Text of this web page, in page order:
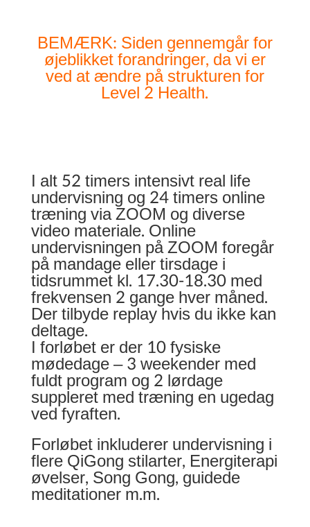
BEMÆRK: Siden gennemgår for
øjeblikket forandringer, da vi er
ved at ændre på strukturen for
Level 2 Health.
I alt 52 timers intensivt real life
undervisning og 24 timers online
træning via ZOOM og diverse
video materiale. Online
undervisningen på ZOOM foregår
på mandage eller tirsdage i
tidsrummet kl. 17.30-18.30 med
frekvensen 2 gange hver måned.
Der tilbyde replay hvis du ikke kan
deltage.
I forløbet er der 10 fysiske
mødedage – 3 weekender med
fuldt program og 2 lørdage
suppleret med træning en ugedag
ved fyraften.
Forløbet inkluderer undervisning i
flere QiGong stilarter, Energiterapi
øvelser, Song Gong, guidede
meditationer m.m.